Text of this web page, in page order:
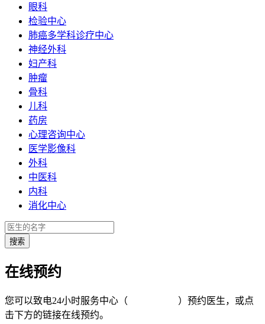
眼科
检验中心
肺癌多学科诊疗中心
神经外科
妇产科
肿瘤
骨科
儿科
药房
心理咨询中心
医学影像科
外科
中医科
内科
消化中心
在线预约
您可以致电24小时服务中心（
）预约医生，或点
击下方的链接在线预约。